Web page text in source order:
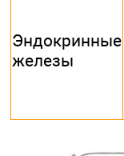
Эндокринные
железы